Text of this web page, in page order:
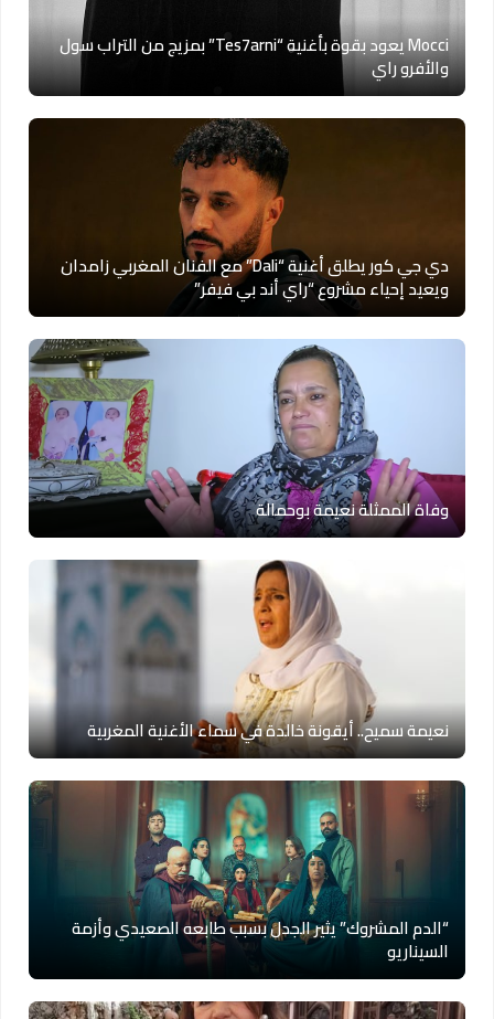
Mocci يعود بقوة بأغنية “Tes7arni” بمزيج من التراب سول
والأفرو راي
دي جي كور يطلق أغنية “Dali” مع الفنان المغربي زامدان
ويعيد إحياء مشروع “راي أند بي فيفر”
وفاة الممثلة نعيمة بوحمالة
نعيمة سميح.. أيقونة خالدة في سماء الأغنية المغربية
“الدم المشروك” يثير الجدل بسبب طابعه الصعيدي وأزمة
السيناريو